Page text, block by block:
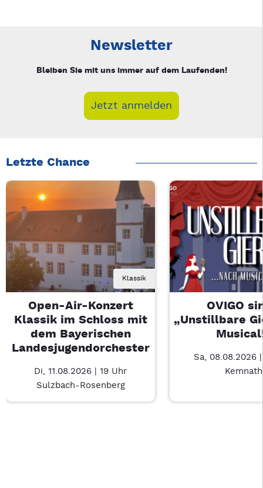
Newsletter
Bleiben Sie mit uns immer auf dem Laufenden!
Jetzt anmelden
Letzte Chance
Klassik
Open-Air-Konzert
Klassik im Schloss mit
dem Bayerischen
Landesjugendorchester
Di, 11.08.2026 | 19 Uhr
Sulzbach-Rosenberg
OVIGO
„Unstillbare
Sa, 08.08.2026
Kemnath